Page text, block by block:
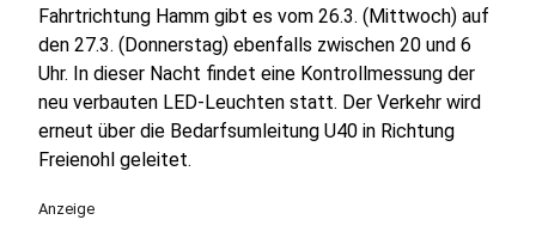
Fahrtrichtung Hamm gibt es vom 26.3. (Mittwoch) auf
den 27.3. (Donnerstag) ebenfalls zwischen 20 und 6
Uhr. In dieser Nacht findet eine Kontrollmessung der
neu verbauten LED-Leuchten statt. Der Verkehr wird
erneut über die Bedarfsumleitung U40 in Richtung
Freienohl geleitet.
Anzeige